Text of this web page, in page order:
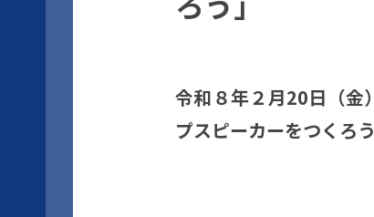
令和８年２月20日（
プスピーカーをつくろ